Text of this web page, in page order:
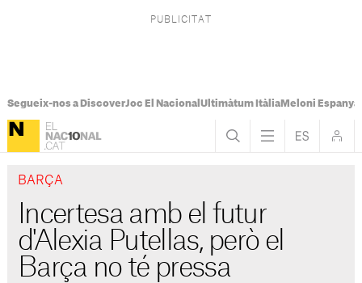
Segueix-nos a DiscoverJoc El Nacional Ultimàtum ItàliaMeloni Espanya
BARÇA
Incertesa amb el futur
d'Alexia Putellas, però el
Barça no té pressa